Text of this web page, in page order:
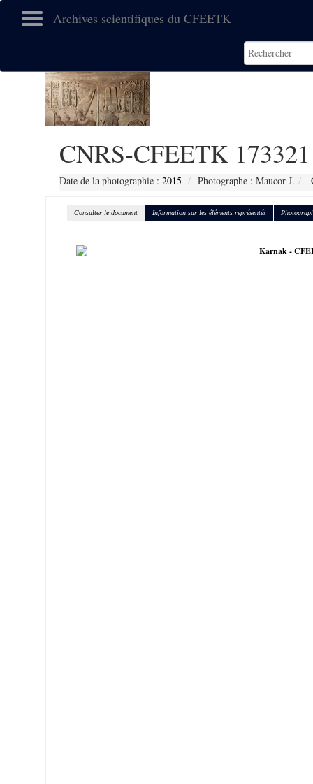
Archives scientifiques du CFEETK
CNRS-CFEETK 173321
Date de la photographie : 2015 Photographe : Maucor J.
Consulter le document Information sur les éléments représentés